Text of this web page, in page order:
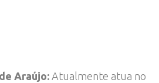
Araújo: Atualmente atua no